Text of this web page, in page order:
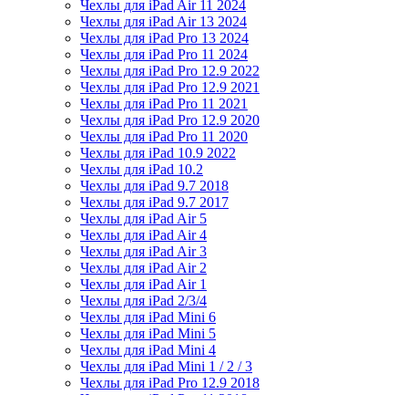
Чехлы для iPad Air 11 2024
Чехлы для iPad Air 13 2024
Чехлы для iPad Pro 13 2024
Чехлы для iPad Pro 11 2024
Чехлы для iPad Pro 12.9 2022
Чехлы для iPad Pro 12.9 2021
Чехлы для iPad Pro 11 2021
Чехлы для iPad Pro 12.9 2020
Чехлы для iPad Pro 11 2020
Чехлы для iPad 10.9 2022
Чехлы для iPad 10.2
Чехлы для iPad 9.7 2018
Чехлы для iPad 9.7 2017
Чехлы для iPad Air 5
Чехлы для iPad Air 4
Чехлы для iPad Air 3
Чехлы для iPad Air 2
Чехлы для iPad Air 1
Чехлы для iPad 2/3/4
Чехлы для iPad Mini 6
Чехлы для iPad Mini 5
Чехлы для iPad Mini 4
Чехлы для iPad Mini 1 / 2 / 3
Чехлы для iPad Pro 12.9 2018